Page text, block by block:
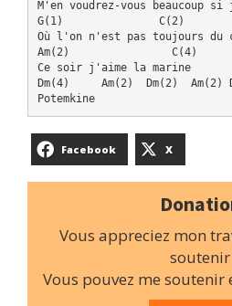
M'en voudrez-vous beaucoup si
G(1)               C(2)
Où l'on n'est pas toujours du
Am(2)                C(4)
Ce soir j'aime la marine
Dm(4)     Am(2)  Dm(2)  Am(2)
Facebook X
Vous appreciez mon
soutenir
Vous pouvez me soutenir